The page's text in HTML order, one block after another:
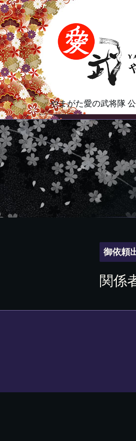
やまがた愛の武将隊
御依頼
関係